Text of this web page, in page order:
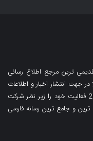
قدیمی ترین مرجع اطلاع رسانی
فارسی زبان در قبرس فعالیت خود را از سال 2014 در جهت انتشار اخبار و اطلاعات
در حوزه های مختلف آغاز کرده و از آغاز سال 2019 فعالیت خود را زیر نظر شرکت
و جامع ترین رسانه فارسی